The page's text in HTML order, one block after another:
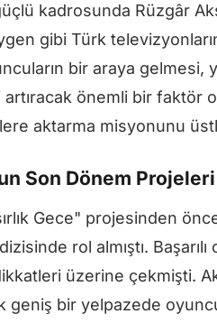
kadrosunda Rüzgâr
gibi Türk
bir araya gelmesi,
önemli bir faktör
aktarma misyonunu
Son Dönem Projeleri
Gece" projesinden
rol almıştı.
üzerine çekmişti.
geniş bir yelpazede